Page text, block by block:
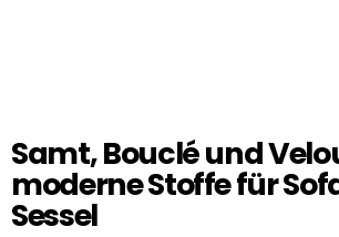
Samt, Bouclé und
moderne Stoffe für
Sessel